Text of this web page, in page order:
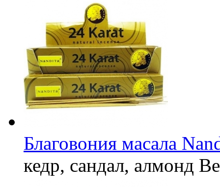
Благовония масала
кедр, сандал, алмонд